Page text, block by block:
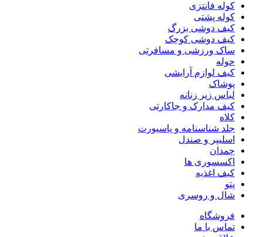
کوله فانتزی
کوله پشتی
کیف دوشی بزرگ
کیف دوشى کوچک
ساک ورزشی و مسافرتی
حوله
کیف لوازم آرایشی
پوشاک
لباس زیر زنانه
کیف مدارک و جاکارتی
کلاه
جلد شناسنامه و پاسپورت
اسلیپر و صندل
چمدان
اکسسوری ها
کیف اغذیه
پتو
شال و روسری
فروشگاه
تماس با ما